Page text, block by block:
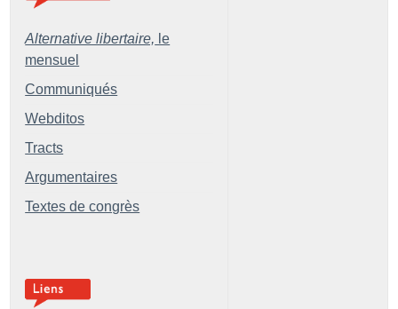
Alternative libertaire, le
mensuel
Communiqués
Webditos
Tracts
Argumentaires
Textes de congrès